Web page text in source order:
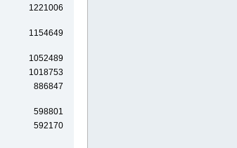
1221006
1154649
1052489
1018753
886847
598801
592170